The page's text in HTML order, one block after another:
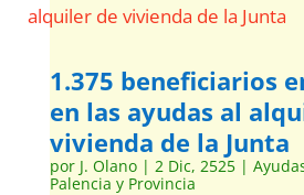
1.375 beneficiarios
en las ayudas al
vivienda de la Junta
por J. Olano| 2 Dic, 2525|
Palencia y Provincia